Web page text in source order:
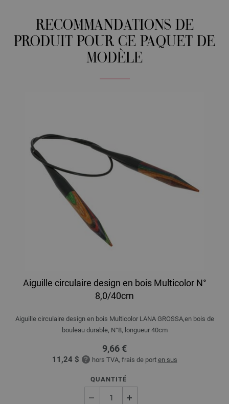
RECOMMANDATIONS DE
PRODUIT POUR CE PAQUET DE
MODÈLE
Aiguille circulaire design en bois Multicolor N°
8,0/40cm
Aiguille circulaire design en bois Multicolor LANA GROSSA,en bois de
bouleau durable, N°8, longueur 40cm
9,66 €
11,24 $ hors TVA, frais de port en sus
QUANTITÉ